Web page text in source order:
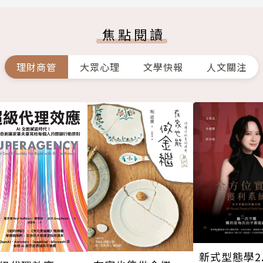
焦點閱讀
理財商管 大眾心理 文學快報 人文關注
新式型態